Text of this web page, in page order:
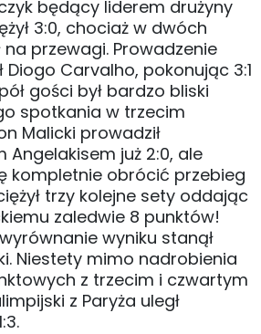
będący liderem drużyny
3:0, chociaż w dwóch
przewagi. Prowadzenie
Diogo Carvalho, pokonując 3:1
gości był bardzo bliski
spotkania w trzecim
Malicki prowadził
Angelakisem już 2:0, ale
kompletnie obrócić przebieg
trzy kolejne sety oddając
zaledwie 8 punktów!
wyniku stanął
Niestety mimo nadrobienia
z trzecim i czwartym
z Paryża uległ